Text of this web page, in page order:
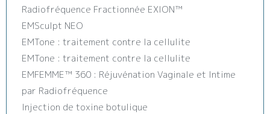
Radiofréquence Fractionnée EXION™️
EMSculpt NEO
EMTone : traitement contre la cellulite
EMTone : traitement contre la cellulite
EMFEMME™ 360 : Réjuvénation Vaginale et Intime
par Radiofréquence
Injection de toxine botulique